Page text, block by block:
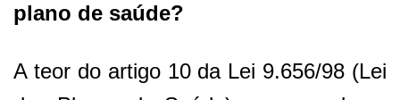
plano de saúde?
A teor do artigo 10 da Lei 9.656/98 (Lei